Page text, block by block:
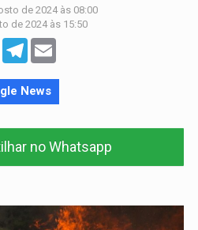
de 2024 às 08:00
de 2024 às 15:50
TwitterTelegram
News
no Whatsapp